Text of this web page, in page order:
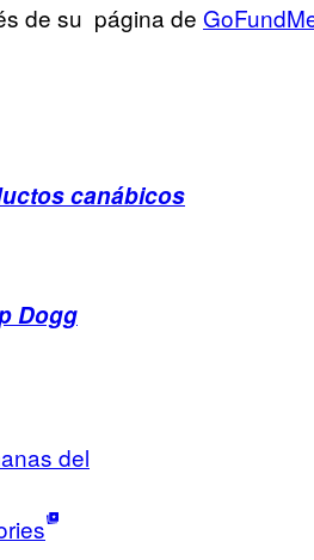
de su página de
canábicos
Dogg
del